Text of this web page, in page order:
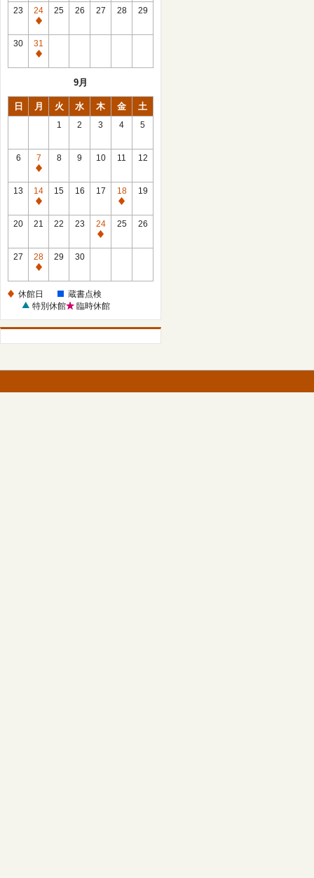
館
日
23
24
休
館
日
25 26 27 28 29
30
31
休
9月
日 月 火 水 木 金 土
1 2 3 4 5
6
7
休
館
日
8 9 10 11 12
13
14
休
館
15 16 17
18
休
館
19
20 21 22 23
24
休
25 26
27
28
休
日
29 30
休館日
蔵書点検
特別休館
臨時休館